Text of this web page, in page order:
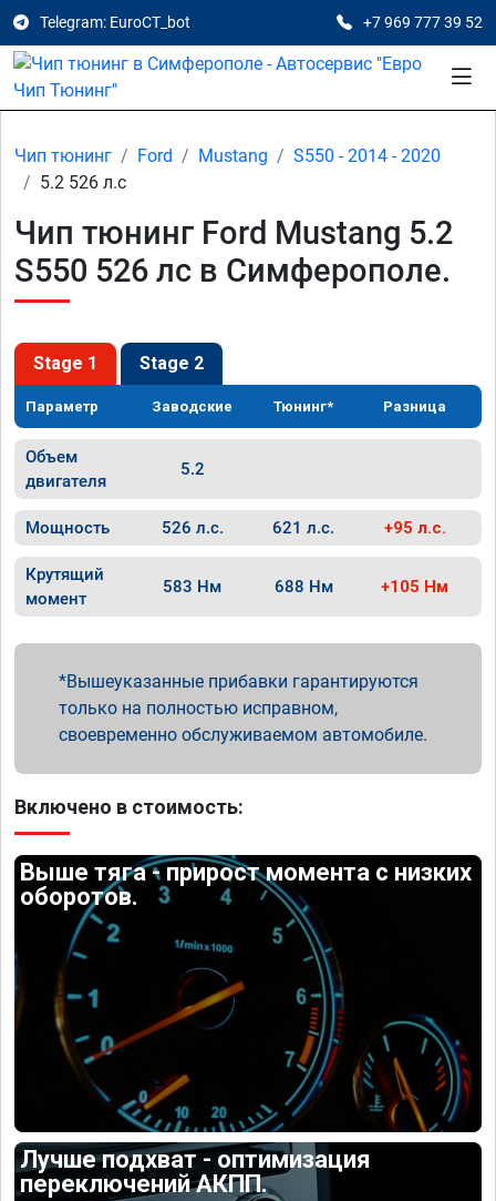
Telegram: EuroCT_bot +7 969 777 39 52
Чип тюнинг Ford Mustang
S550 - 2014 - 2020
5.2 526 л.с
Чип тюнинг Ford Mustang 5.2
S550 526 лс в Симферополе.
Stage 1 Stage 2
Параметр Заводские Тюнинг* Разница
Объем
двигателя
5.2
Мощность 526 л.с. 621 л.с. +95 л.с.
Крутящий
момент
583 Нм 688 Нм +105 Нм
Вышеуказанные прибавки гарантируются
только на полностью исправном,
своевременно обслуживаемом автомобиле.
Включено в стоимость:
Выше тяга - прирост момента с низких
оборотов.
Лучше подхват - оптимизация
переключений АКПП.